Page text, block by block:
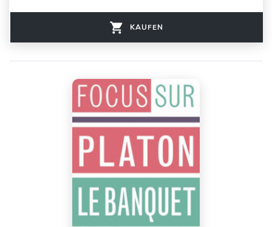
KAUFEN